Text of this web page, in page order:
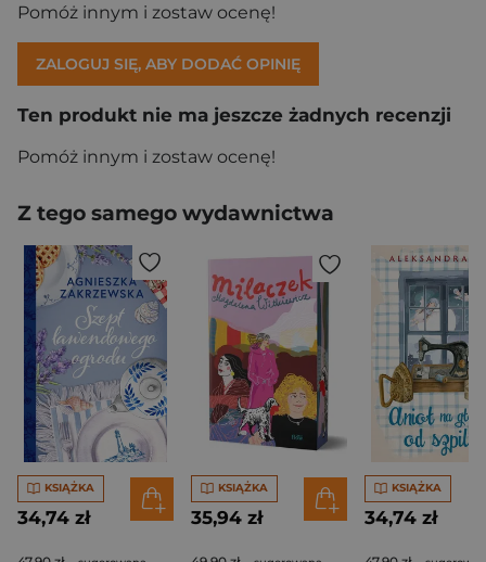
Pomóż innym i zostaw ocenę!
ZALOGUJ SIĘ, ABY DODAĆ OPINIĘ
Ten produkt nie ma jeszcze żadnych recenzji
Pomóż innym i zostaw ocenę!
Z tego samego wydawnictwa
KSIĄŻKA
34,74 zł
KSIĄŻKA
35,94 zł
KSIĄŻKA
34,74 zł